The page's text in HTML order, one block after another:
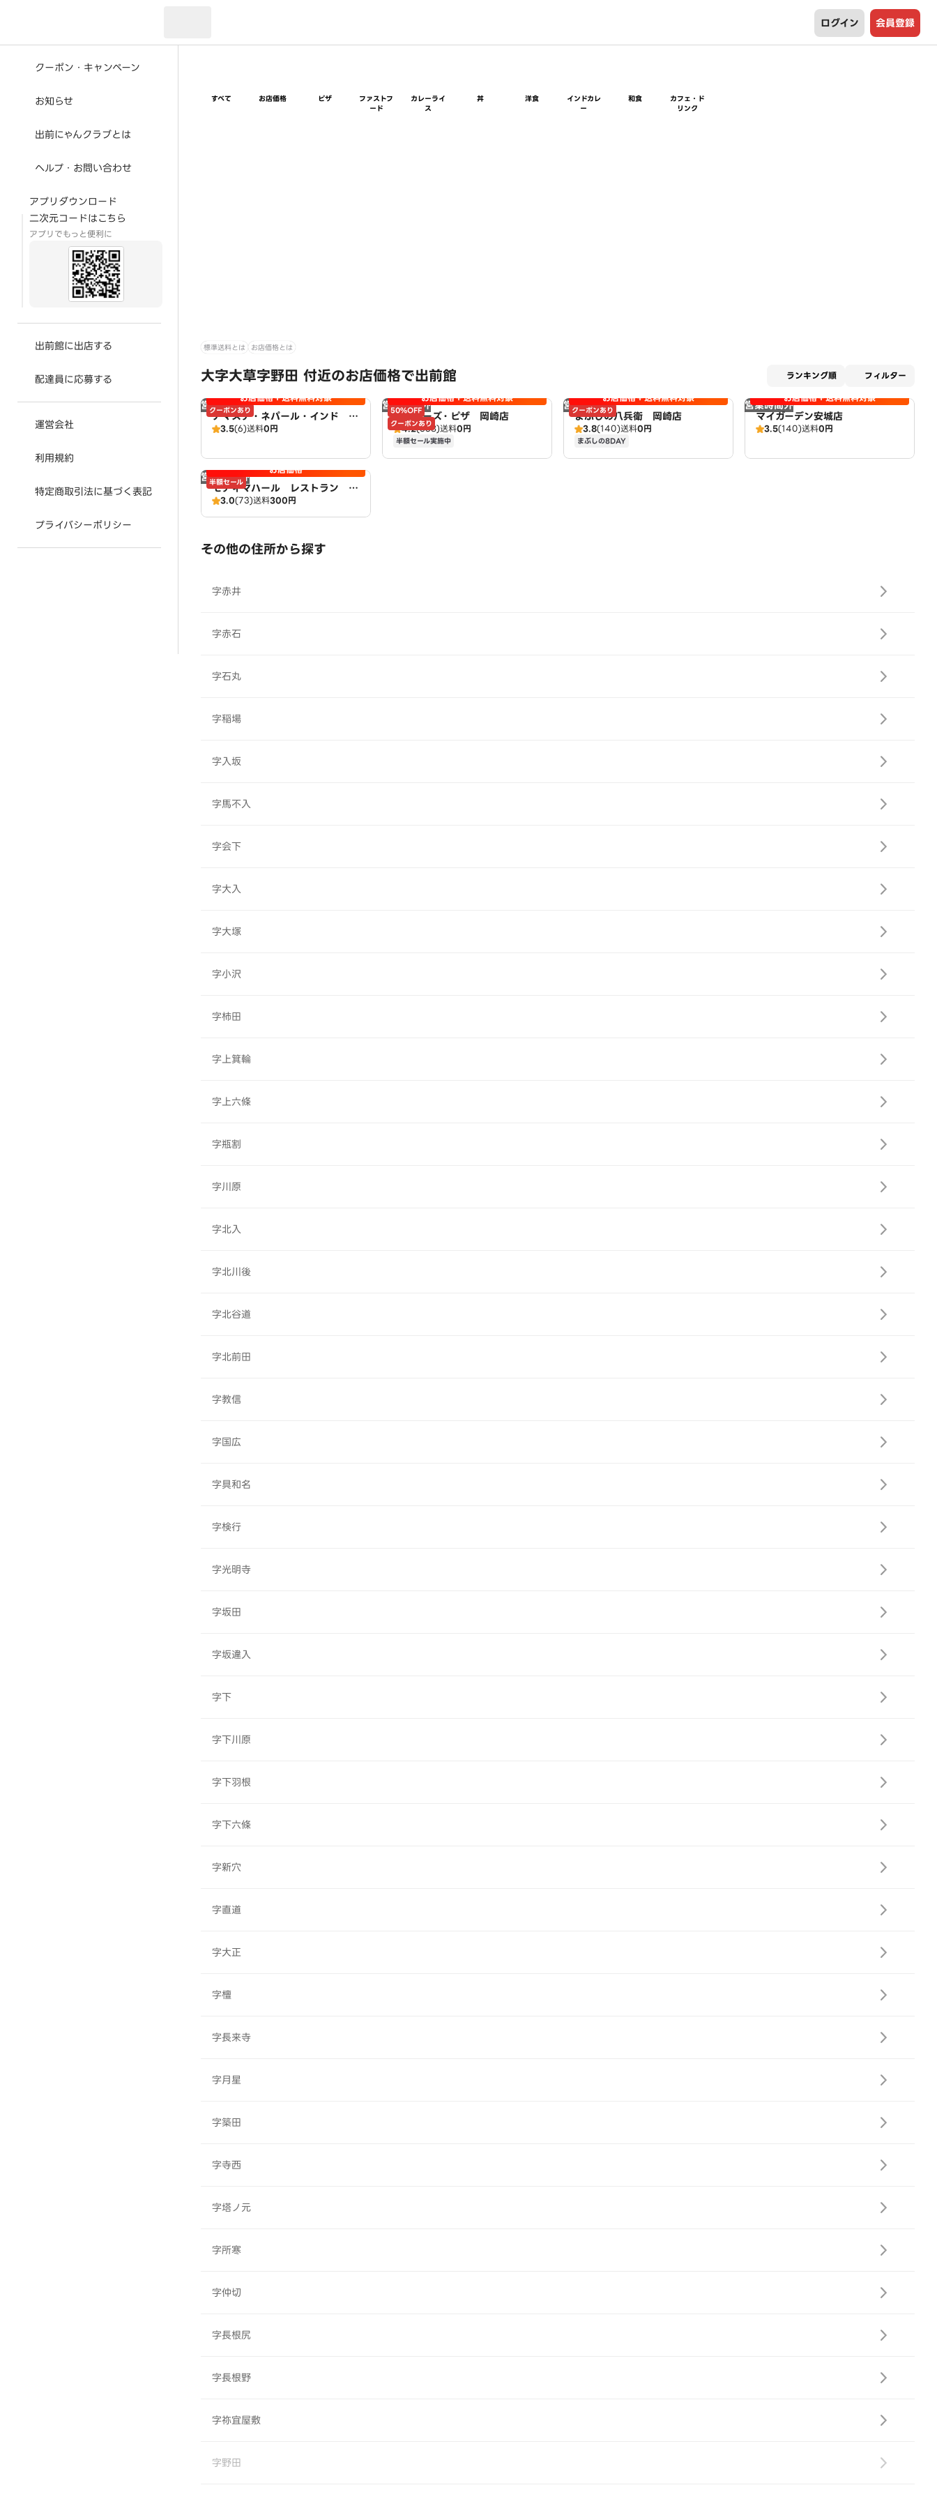
ログイン 会員登録
クーポン・キャンペーン
お知らせ
出前にゃんクラブとは
ヘルプ・お問い合わせ
アプリダウンロード
二次元コードはこちら
アプリでもっと便利に
出前館に出店する
配達員に応募する
運営会社
利用規約
特定商取引法に基づく表記
プライバシーポリシー
すべて お店価格 ピザ
ファストフ
ード
カレーライ
ス
丼 洋食
インドカレ
ー
和食
カフェ・ド
リンク
標準送料とは お店価格とは
大字大草字野田 付近のお店価格で出前館 ランキング順 フィルター
営業時間外
クーポンあり
お店価格＋送料無料対象
ナマステ・ネパール・インド レ
ストラン
3.5(6)送料0円
営業時間外
50%OFF
クーポンあり
お店価格＋送料無料対象
アオキーズ・ピザ 岡崎店
4.2(538)送料0円
半額セール実施中
営業時間外
クーポンあり
お店価格＋送料無料対象
まぶしの八兵衛 岡崎店
3.8(140)送料0円
まぶしの8DAY
営業時間外お店価格＋送料無料対象
マイガーデン安城店
3.5(140)送料0円
営業時間外
半額セール
お店価格
モティマハール レストラン ア
ンドバー
3.0(73)送料300円
その他の住所から探す
字赤井
字赤石
字石丸
字稲場
字入坂
字馬不入
字会下
字大入
字大塚
字小沢
字柿田
字上箕輪
字上六條
字瓶割
字川原
字北入
字北川後
字北谷道
字北前田
字教信
字国広
字具和名
字検行
字光明寺
字坂田
字坂違入
字下
字下川原
字下羽根
字下六條
字新穴
字直道
字大正
字檀
字長来寺
字月星
字築田
字寺西
字塔ノ元
字所寒
字仲切
字長根尻
字長根野
字祢宜屋敷
字野田